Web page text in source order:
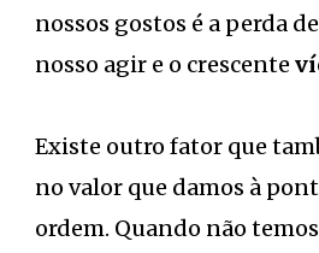
nossos gostos é a perda
nosso agir e o crescente
Existe outro fator que
no valor que damos à
ordem. Quando não